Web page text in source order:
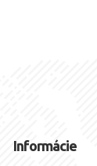
Informácie